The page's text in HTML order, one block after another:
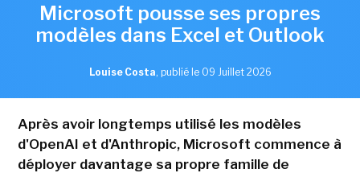
Microsoft pousse ses propres
modèles dans Excel et Outlook
Louise Costa, publié le 09 Juillet 2026
Après avoir longtemps utilisé les modèles
d'OpenAI et d'Anthropic, Microsoft commence à
déployer davantage sa propre famille de